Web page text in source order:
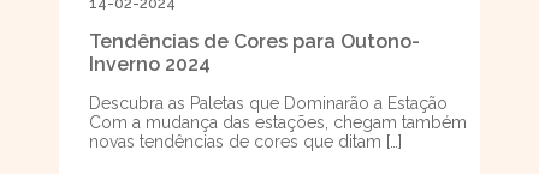
Tendências de Cores para Outono-
Inverno 2024
Descubra as Paletas que Dominarão a Estação
Com a mudança das estações, chegam também
novas tendências de cores que ditam […]